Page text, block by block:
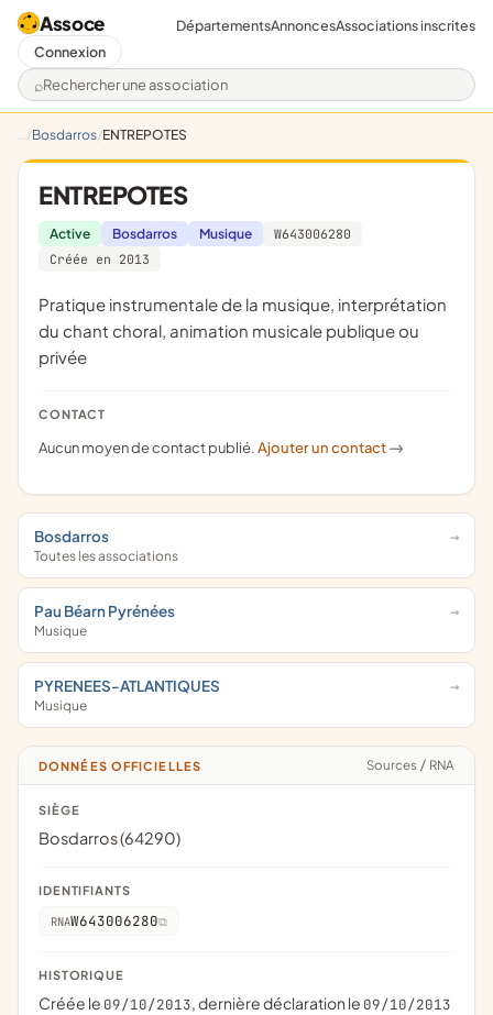
Assoce
Rechercher une association
DépartementsAnnoncesAssociations inscrites
Connexion
Bosdarros ENTREPOTES
ENTREPOTES
Active Bosdarros Musique
W643006280
Créée en 2013
pratique instrumentale de la musique, interprétation
du chant choral, animation musicale publique ou
privée
CONTACT
Aucun moyen de contact publié.Ajouter un contact ->
Bosdarros
Toutes les associations
Pau Béarn Pyrénées
Musique
PYRENEES-ATLANTIQUES
Musique
DONNÉES OFFICIELLES Sources / RNA
SIÈGE
Bosdarros (64290)
IDENTIFIANTS
RNAW643006280
HISTORIQUE
Créée le 09/10/2013, dernière déclaration le 09/10/2013